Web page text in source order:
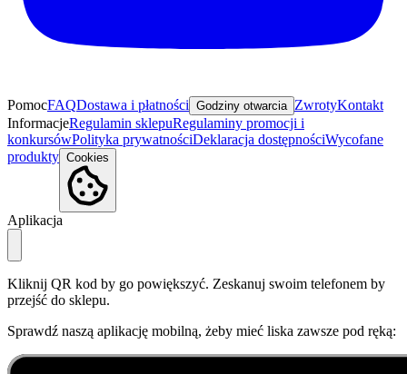
PomocFAQDostawa i płatności Godziny otwarcia ZwrotyKontakt
InformacjeRegulamin sklepuRegulaminy promocji i
konkursówPolityka prywatnościDeklaracja dostępnościWycofane
produkty Cookies
Aplikacja
Kliknij QR kod by go powiększyć. Zeskanuj swoim telefonem by
przejść do sklepu.
Sprawdź naszą aplikację mobilną, żeby mieć liska zawsze pod ręką: